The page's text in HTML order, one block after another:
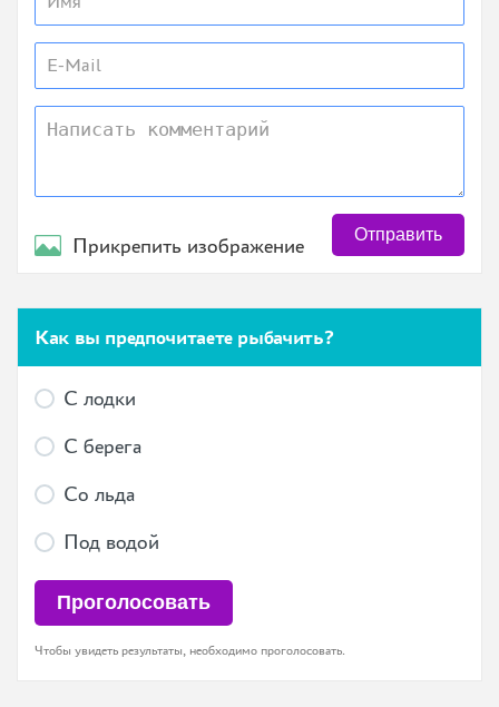
Прикрепить изображение Отправить
Как вы предпочитаете рыбачить?
С лодки
С берега
Со льда
Под водой
Чтобы увидеть результаты, необходимо проголосовать.